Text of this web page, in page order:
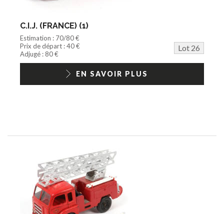
C.I.J. (FRANCE) (1)
Estimation : 70/80 €
Prix de départ : 40 €
Lot 26
Adjugé : 80 €
EN SAVOIR PLUS